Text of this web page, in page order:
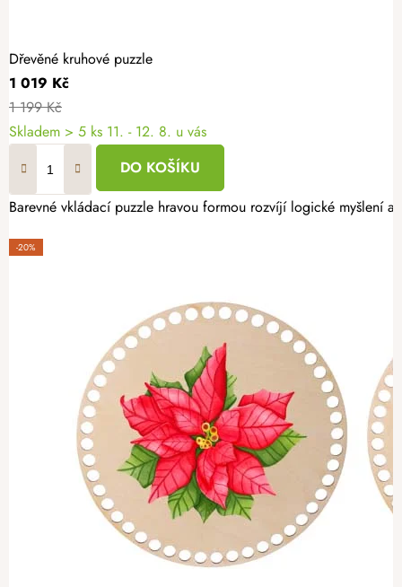
Dřevěné kruhové puzzle
1 019 Kč
1 199 Kč
Skladem > 5 ks 11. - 12. 8. u vás
DO KOŠÍKU
Barevné vkládací puzzle hravou formou rozvíjí logické myšlení
-20%